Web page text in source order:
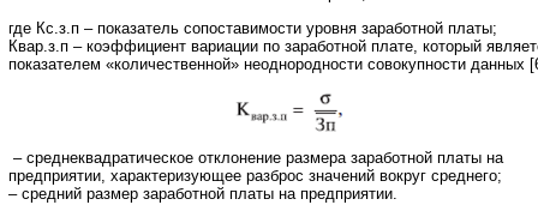
где Кс.з.п – показатель сопоставимости уровня заработной платы;
Квар.з.п – коэффициент вариации по заработной плате, который
показателем «количественной» неоднородности совокупности данных
– среднеквадратическое отклонение размера заработной платы на
предприятии, характеризующее разброс значений вокруг среднего;
– средний размер заработной платы на предприятии.